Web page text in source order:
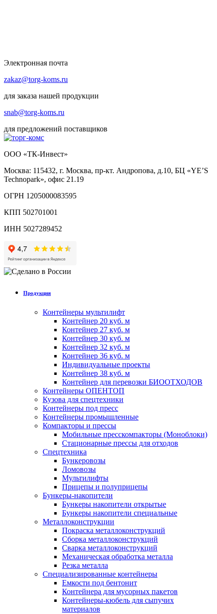
Электронная почта
zakaz@torg-koms.ru
для заказа нашей продукции
snab@torg-koms.ru
для предложений поставщиков
ООО «ТК-Инвест»
Москва: 115432, г. Москва, пр-кт. Андропова, д.10, БЦ «YE’S
Technopark», офис 21.19
ОГРН 1205000083595
КПП 502701001
ИНН 5027289452
Продукция
Контейнеры мультилифт
Контейнер 20 куб. м
Контейнер 27 куб. м
Контейнер 30 куб. м
Контейнер 32 куб. м
Контейнер 36 куб. м
Индивидуальные проекты
Контейнер 38 куб. м
Контейнер для перевозки БИООТХОДОВ
Контейнеры ОПЕНТОП
Кузова для спецтехники
Контейнеры под пресс
Контейнеры промышленные
Компакторы и прессы
Мобильные пресскомпакторы (Моноблоки)
Стационарные прессы для отходов
Спецтехника
Бункеровозы
Ломовозы
Мультилифты
Прицепы и полуприцепы
Бункеры-накопители
Бункеры накопители открытые
Бункеры накопители специальные
Металлоконструкции
Покраска металлоконструкций
Сборка металлоконструкций
Сварка металлоконструкций
Механическая обработка металла
Резка металла
Специализированные контейнеры
Емкости под бентонит
Контейнера для мусорных пакетов
Контейнеры-кюбель для сыпучих
материалов